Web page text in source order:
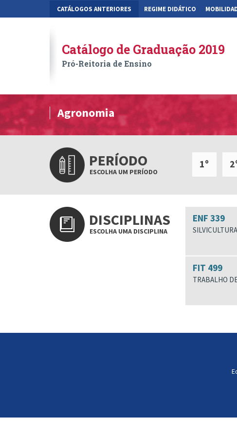
CATÁLOGOS ANTERIORES REGIME DIDÁTICO
Catálogo de Graduação 2019
Pró-Reitoria de Ensino
Agronomia
PERÍODO
ESCOLHA UM PERÍODO
1º
DISCIPLINAS
ESCOLHA UMA DISCIPLINA
ENF 339
FIT 499
TRABALHO